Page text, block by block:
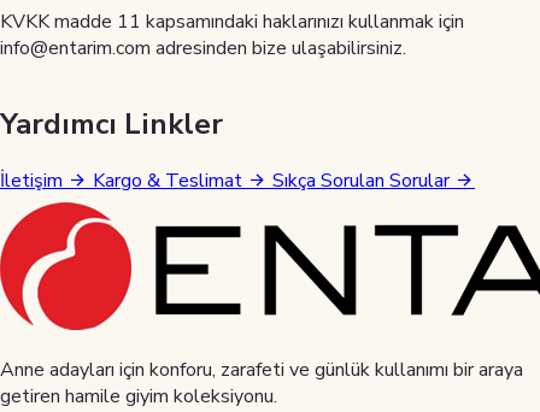
KVKK madde 11 kapsamındaki haklarınızı kullanmak için
info@entarim.com adresinden bize ulaşabilirsiniz.
Yardımcı Linkler
İletişim Kargo & Teslimat Sıkça Sorulan Sorular
Anne adayları için konforu, zarafeti ve günlük kullanımı bir araya
getiren hamile giyim koleksiyonu.